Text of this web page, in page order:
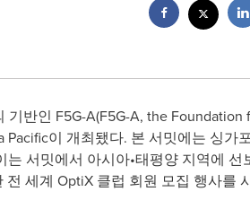
반인 F5G-A(F5G-A, the Foundation
이 개최됐다. 본 서밋에는 싱가
서밋에서 아시아•태평양 지역에 선
세계 OptiX 클럽 회원 모집 행사를